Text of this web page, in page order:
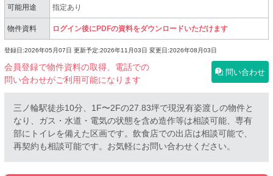
可能用途 指定あり
物件資料 ログイン後にPDFの資料をダウンロードいただけます
登録日:2026年05月07日 更新予定:2026年11月03日 変更日:2026年08月03日
会員登録で物件資料の取得、電話での
問い合わせがご利用可能になります
問い合わせ
三ノ輪駅徒歩10分、1F〜2Fの27.83坪で現況有姿渡しの物件と
なり、ガス・水道・電気の状態を含め造作等は相談可能、専有
部にトイレを備えた区画です。飲食店での出店は相談可能で、
再契約も相談可能です。お気軽にお問い合わせください。